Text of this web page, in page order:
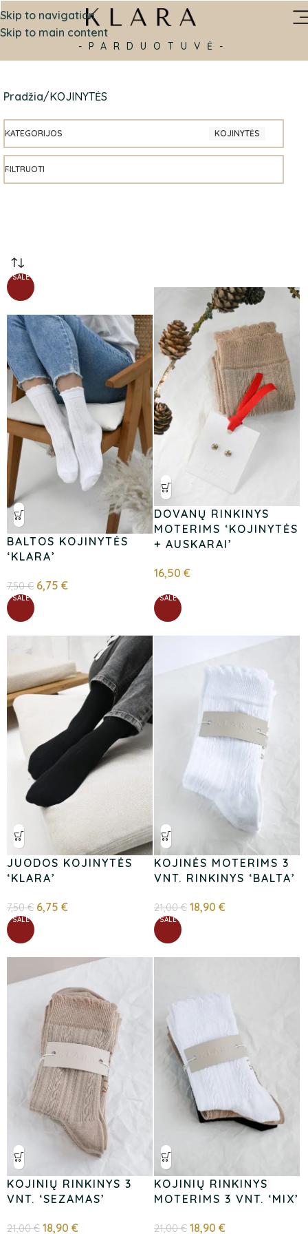
Skip to navigation
Skip to main content
-PARDUOTUVĖ-
Pradžia KOJINYTĖS
KATEGORIJOS KOJINYTĖS
FILTRUOTI
SALE
BALTOS KOJINYTĖS
‘KLARA’
7,50€ 6,75 €
DOVANŲ RINKINYS
MOTERIMS ‘KOJINYTĖS
+ AUSKARAI’
16,50€
SALE
JUODOS KOJINYTĖS
‘KLARA’
7,50€ 6,75 €
SALE
KOJINĖS MOTERIMS 3
VNT. RINKINYS ‘BALTA’
21,00€ 18,90€
SALE
KOJINIŲ RINKINYS 3
VNT. ‘SEZAMAS’
21,00€ 18,90 €
SALE
KOJINIŲ RINKINYS
MOTERIMS 3 VNT. ‘MIX’
21,00€ 18,90€